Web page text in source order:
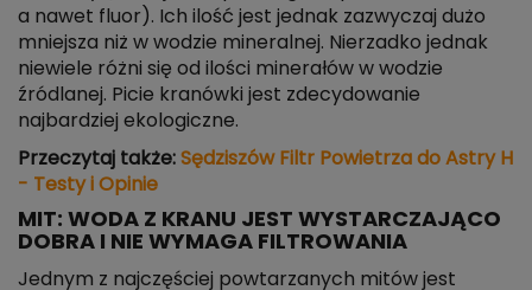
a nawet fluor). Ich ilość jest jednak zazwyczaj dużo
mniejsza niż w wodzie mineralnej. Nierzadko jednak
niewiele różni się od ilości minerałów w wodzie
źródlanej. Picie kranówki jest zdecydowanie
najbardziej ekologiczne.
Przeczytaj także: Sędziszów Filtr Powietrza do Astry H
- Testy i Opinie
MIT: WODA Z KRANU JEST WYSTARCZAJĄCO
DOBRA I NIE WYMAGA FILTROWANIA
Jednym z najczęściej powtarzanych mitów jest